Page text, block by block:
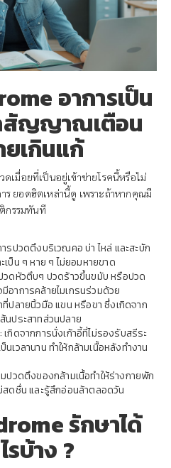
อาการเป็น
สัญญาณเตือน
เกินแก้
เมื่อยที่เป็นอยู่เข้าข่ายโรคนี้หรือไม่
ร ยอดฮิตเหล่านี้ดู เพราะถ้าหากคุณมี
กรรมทันที
รปวดตึงบริเวณคอ บ่า ไหล่ และสะบัก
ป็น ๆ หาย ๆ ไม่ยอมหายขาด
วดหัวตึบๆ ปวดร้าวขึ้นขมับ หรือปวด
อาการคล้ายไมเกรนร่วมด้วย
ปลายนิ้วมือ แขน หรือขา ซึ่งเกิดจาก
นประสาทส่วนปลาย
กิดจากการนั่งเก้าอี้ที่ไม่รองรับสรีระ
เวลานาน ทำให้กล้ามเนื้อหลังทำงาน
ปวดตึงของกล้ามเนื้อทำให้ร่างกายพัก
สดชื่น และรู้สึกอ่อนล้าตลอดวัน
รักษาได้
รบ้าง ?